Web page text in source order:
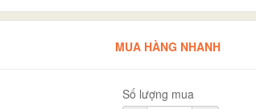
MUA HÀNG NHANH
Số lượng mua